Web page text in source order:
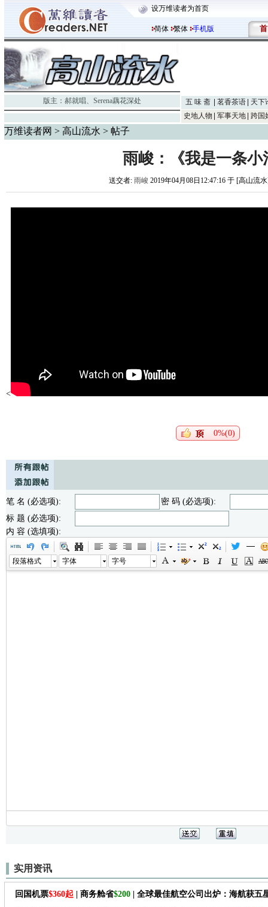
设万维读者为首页
简体 繁体 手机版 首
版主： 郝就唱、 Serena藕花深处 五 味 斋 茗香茶语
天下
史地人物
军事天地 跨国
万维读者网 > 高山流水 > 帖子
雨峻：《我是一条小
送交者: 雨峻 2019年04月08日12:47:16 于 [高山流
<
0%(0)
笔 名 (必选项):
密 码 (必选项):
标 题 (必选项):
内 容 (选填项):
段落格式 字体 字号
实用资讯
回国机票$360起 | 商务舱省$200 | 全球最佳航空公司出炉：海航获五